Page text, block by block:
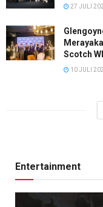
27 JULI
Scotch
10 JULI
Entertainment